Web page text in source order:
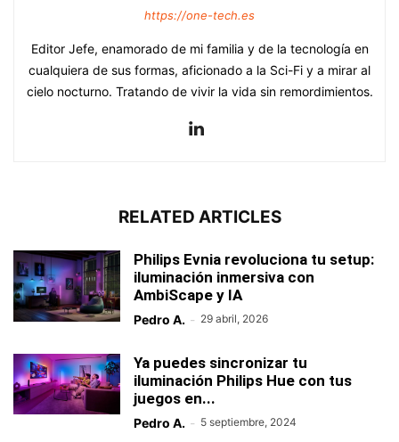
https://one-tech.es
Editor Jefe, enamorado de mi familia y de la tecnología en
cualquiera de sus formas, aficionado a la Sci-Fi y a mirar al
cielo nocturno. Tratando de vivir la vida sin remordimientos.
RELATED ARTICLES
Philips Evnia revoluciona tu setup:
iluminación inmersiva con
AmbiScape y IA
Pedro A. - 29 abril, 2026
Ya puedes sincronizar tu
iluminación Philips Hue con tus
juegos en...
Pedro A. - 5 septiembre, 2024